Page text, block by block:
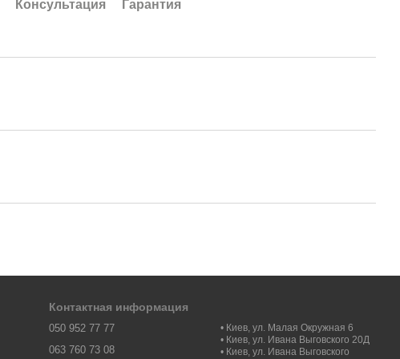
Консультация Гарантия
Контактная информация
050 952 77 77
063 760 73 08
• Киев, ул. Малая Окружная 6
• Киев, ул. Ивана Выговского 20Д
• Киев, ул. Ивана Выговского